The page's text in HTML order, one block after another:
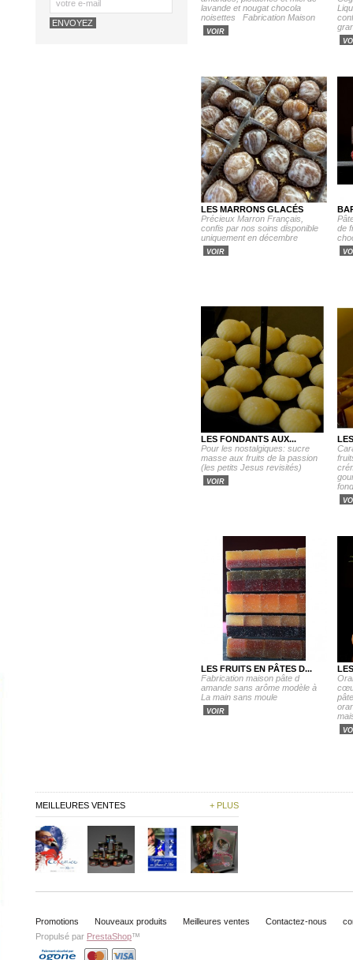
lavande et nougat chocola
noisettes Fabrication Maison
VOIR
LES MARRONS GLACÉS
Précieux Marron Français,
confis par nos soins disponible
uniquement en décembre
VOIR
de
LES FONDANTS AUX...
Pour les nostalgiques: sucre
masse aux fruits de la passion
(les petits Jesus revisités)
VOIR
LES FRUITS EN PÂTES D...
Fabrication maison pâte d
amande sans arôme modèle à
La main sans moule
VOIR
MEILLEURES VENTES + PLUS
Promotions Nouveaux produits Meilleures ventes Contactez-nous
Propulsé par PrestaShop™